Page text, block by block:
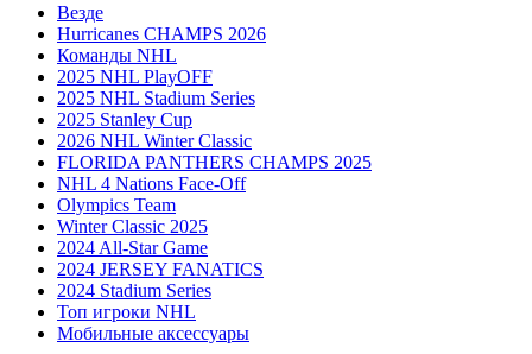
Везде
Hurricanes CHAMPS 2026
Команды NHL
2025 NHL PlayOFF
2025 NHL Stadium Series
2025 Stanley Cup
2026 NHL Winter Classic
FLORIDA PANTHERS CHAMPS 2025
NHL 4 Nations Face-Off
Olympics Team
Winter Classic 2025
2024 All-Star Game
2024 JERSEY FANATICS
2024 Stadium Series
Топ игроки NHL
Мобильные аксессуары